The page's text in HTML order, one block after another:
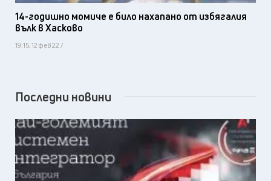
14-годишно момиче е било нахапано от избягалия
вълк в Хасково
19:15, 12 фев 22 /
Последни новини